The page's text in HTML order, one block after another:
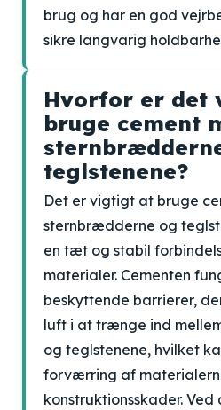
brug og har en god
sikre langvarig
Hvorfor er det
bruge cement
teglstenene?
Det er vigtigt at bruge
sternbrædderne og
en tæt og stabil
materialer. Cementen
beskyttende barrierer,
luft i at trænge ind
og teglstenene, hvilket
forværring af
konstruktionsskader.